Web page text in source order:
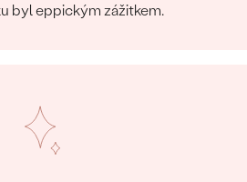
byl eppickým zážitkem.